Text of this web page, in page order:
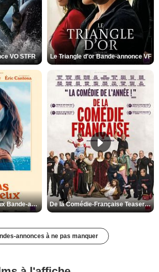
VO STFR Le Triangle d'or Bande-annonce VF
Les Matins merveilleux Bande-annonce VF De la Comédie-Française Teaser VF
annonces à ne pas manquer